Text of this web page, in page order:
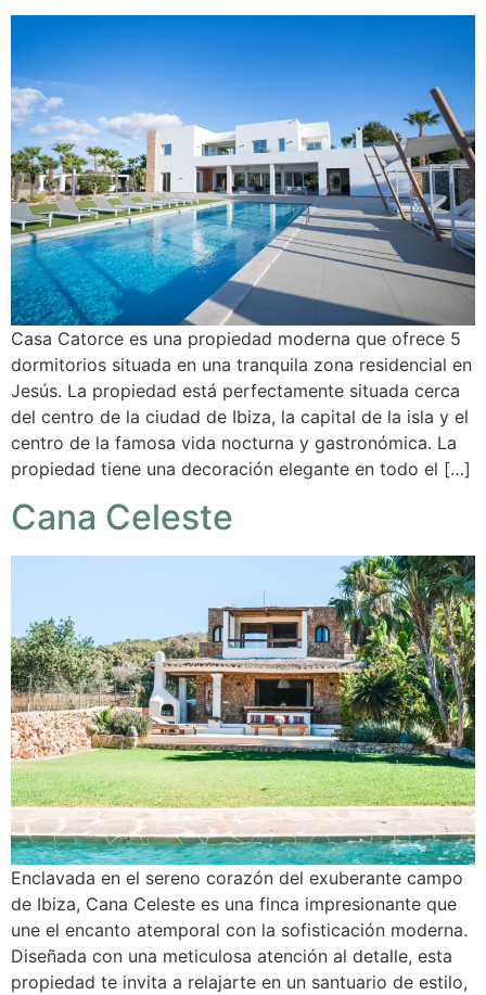
Casa Catorce es una propiedad moderna que ofrece 5
dormitorios situada en una tranquila zona residencial en
Jesús. La propiedad está perfectamente situada cerca
del centro de la ciudad de Ibiza, la capital de la isla y el
centro de la famosa vida nocturna y gastronómica. La
propiedad tiene una decoración elegante en todo el […]
Cana Celeste
Enclavada en el sereno corazón del exuberante campo
de Ibiza, Cana Celeste es una finca impresionante que
une el encanto atemporal con la sofisticación moderna.
Diseñada con una meticulosa atención al detalle, esta
propiedad te invita a relajarte en un santuario de estilo,